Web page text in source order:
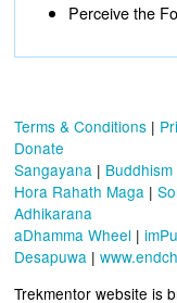
Perceive the
Terms & Conditions |
Donate
Sangayana | Buddhism
Hora Rahath Maga |
Adhikarana
aDhamma Wheel |
Desapuwa |
Trekmentor website is